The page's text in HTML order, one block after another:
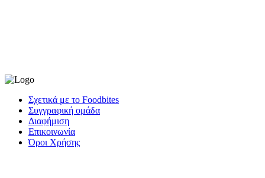
Σχετικά με το Foodbites
Συγγραφική ομάδα
Διαφήμιση
Επικοινωνία
Όροι Χρήσης